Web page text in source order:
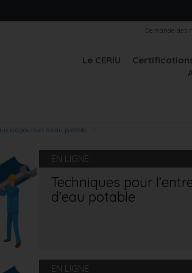
Demande des
Le CERIU
d’égouts et d’eau potable
EN LIGNE
Techniques pour
d’eau potable
EN LIGNE